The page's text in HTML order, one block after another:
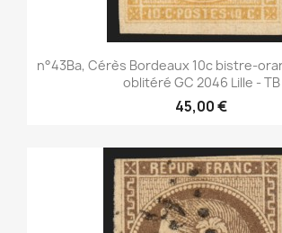
n°43Ba, Cérès Bordeaux 10c bistre-
oblitéré GC 2046 Lille - TB
45,00 €